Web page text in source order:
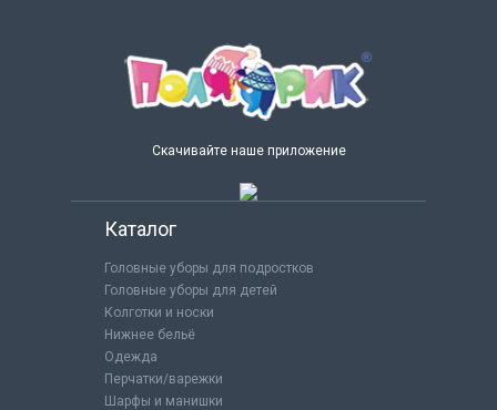
Скачивайте наше приложение
Каталог
Головные уборы для подростков
Головные уборы для детей
Колготки и носки
Нижнее бельё
Одежда
Перчатки/варежки
Шарфы и манишки